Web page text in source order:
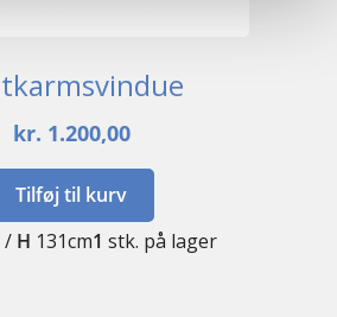
kr. 1.200,00
Tilføj til kurv
/ H 131cm1 stk. på lager